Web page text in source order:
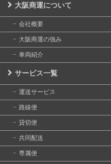
大阪商運について
会社概要
大阪商運の強み
車両紹介
サービス一覧
運送サービス
路線便
貸切便
共同配送
専属便